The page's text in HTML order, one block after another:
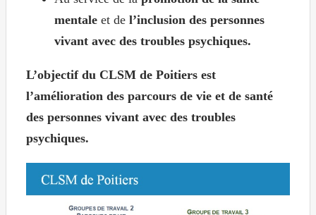
mentale et de l’inclusion des personnes
vivant avec des troubles psychiques.
L’objectif du CLSM de Poitiers est
l’amélioration des parcours de vie et de santé
des personnes vivant avec des troubles
psychiques.